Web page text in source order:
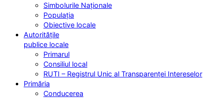
Simbolurile Naționale
Populația
Obiective locale
Autoritățile
publice locale
Primarul
Consiliul local
RUTI – Registrul Unic al Transparenței Intereselor
Primăria
Conducerea